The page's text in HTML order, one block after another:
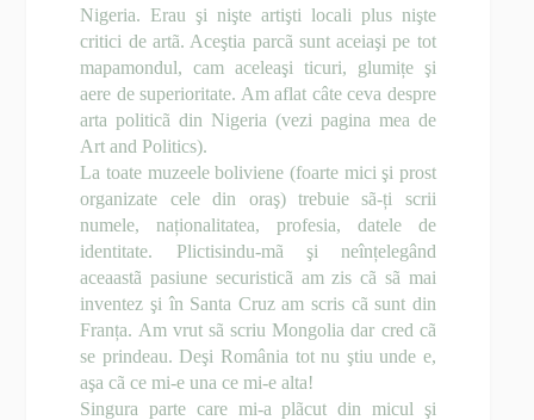
Nigeria. Erau şi nişte artişti locali plus nişte
critici de artã. Aceştia parcã sunt aceiaşi pe tot
mapamondul, cam aceleaşi ticuri, glumițe şi
aere de superioritate. Am aflat câte ceva despre
arta politicã din Nigeria (vezi pagina mea de
Art and Politics).
La toate muzeele boliviene (foarte mici şi prost
organizate cele din oraş) trebuie sã-ți scrii
numele, naționalitatea, profesia, datele de
identitate. Plictisindu-mã şi neînțelegând
aceaastã pasiune securisticã am zis cã sã mai
inventez şi în Santa Cruz am scris cã sunt din
Franța. Am vrut sã scriu Mongolia dar cred cã
se prindeau. Deşi România tot nu ştiu unde e,
aşa cã ce mi-e una ce mi-e alta!
Singura parte care mi-a plãcut din micul şi